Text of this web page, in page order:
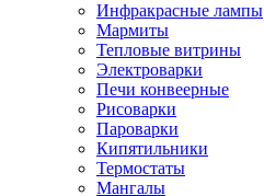
Инфракрасные лампы
Мармиты
Тепловые витрины
Электроварки
Печи конвеерные
Рисоварки
Пароварки
Кипятильники
Термостаты
Мангалы